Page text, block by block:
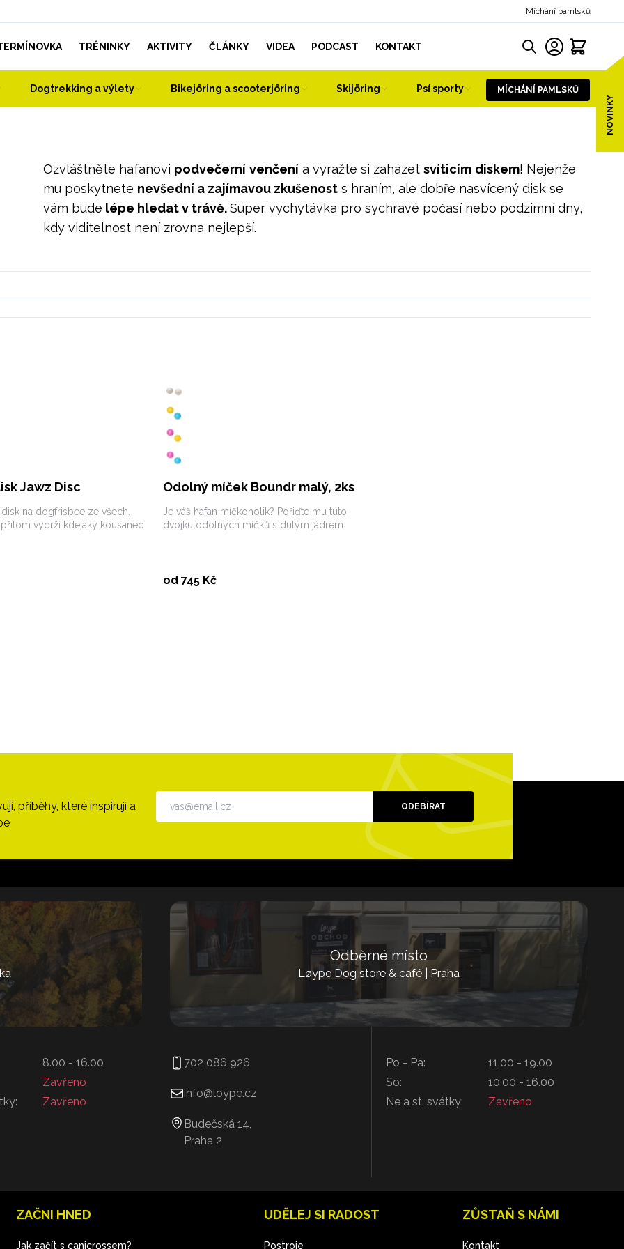
Míchání pamlsků
NOVINKY
TRÉNINKY AKTIVITY ČLÁNKY VIDEA PODCAST KONTAKT
Dogtrekking a výlety Bikejöring a scooterjöring Skijöring Psí sporty MÍCHÁNÍ PAMLSKŮ
Ozvláštněte hafanovi podvečerní venčenía vyražte si zaházet svíticím diskem! Nejenže
mu poskytnete nevšední a zajímavou zkušenosts hraním, ale dobře nasvícený disk se
vám bude lépe hledat v trávě.Super vychytávka pro sychravé počasí nebo podzimní dny,
kdy viditelnost není zrovna nejlepší.
Jawz Disc
na dogfrisbee ze všech.
vydrží kdejaký kousanec.
Odolný míček Boundr malý, 2ks
Je váš hafan míčkoholik? Pořiďte mu tuto
dvojku odolných míčků s dutým jádrem.
od 745 Kč
příběhy, které inspirují a
ODEBÍRAT
8.00 - 16.00
Zavřeno
Zavřeno
Odběrné místo
Løype Dog store & café | Praha
702 086 926
info@loype.cz
Budečská 14,
Praha 2
Po - Pá:
So:
Ne a st. svátky:
11.00 - 19.00
10.00 - 16.00
Zavřeno
ZAČNI HNED
Jak začít s canicrossem?
UDĚLEJ SI RADOST
Postroje
ZŮSTAŇ S NÁMI
Kontakt